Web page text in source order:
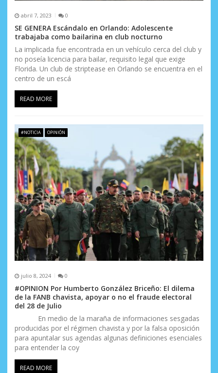
abril 7, 2023 0
SE GENERA Escándalo en Orlando: Adolescente
trabajaba como bailarina en club nocturno
La implicada fue encontrada en un vehículo cerca del club y
no poseía licencia para bailar, requisito legal que exige
Florida. Un club de striptease en Orlando se encuentra en el
centro de un escá
READ MORE
#NOTICIA OPINIÓN
julio 8, 2024 0
#OPINION Por Humberto González Briceño: El dilema
de la FANB chavista, apoyar o no el fraude electoral
del 28 de Julio
En medio de la maraña de informaciones sesgadas
producidas por el régimen chavista y por la falsa oposición
para apuntalar sus agendas algunas definiciones esenciales
para entender la coy
READ MORE